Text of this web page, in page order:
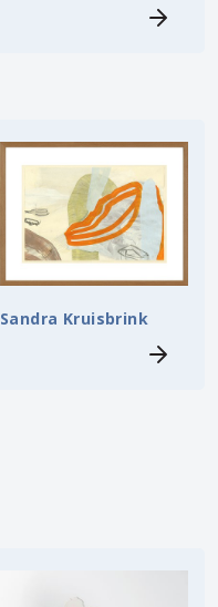
Sandra Kruisbrink